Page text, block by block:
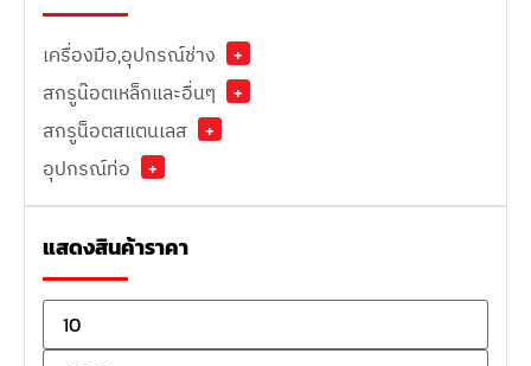
เครื่องมือ,อุปกรณ์ช่าง
+
สกรูน๊อตเหล็กและอื่นๆ
+
สกรูน็อตสแตนเลส
+
อุปกรณ์ท่อ
+
แสดงสินค้าราคา